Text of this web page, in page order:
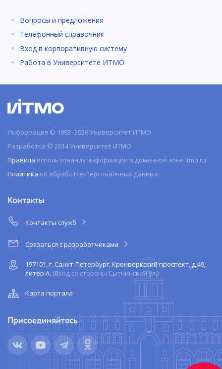
Вопросы и предложения
Телефонный справочник
Вход в корпоративную систему
Работа в Университете ИТМО
Информация © 1993–2026 Университет ИТМО
Разработка © 2014 Университет ИТМО
Правила использования информации в доменной зоне itmo.ru
Политика по обработке Персональных данных
Контакты
Контакты служб
Связаться с разработчиками
197101, г. Санкт-Петербург, Кронверкский проспект, д.49,
литер А. (Вход со стороны Сытнинской ул.)
Карта портала
Присоединяйтесь